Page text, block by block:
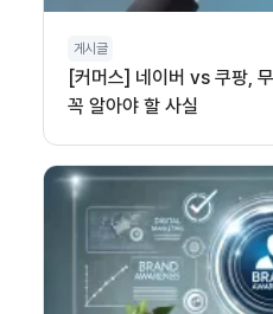
게시글
[커머스] 네이버 vs 쿠팡,
꼭 알아야 할 사실